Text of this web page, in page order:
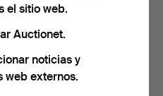
KONSTNÄR. modelo.
Grabado.
6 horas 45 min
el sitio web.
Auctionet.
noticias y
web externos.